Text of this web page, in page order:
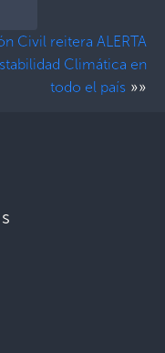
Civil reitera ALERTA
Climática en
todo el país »»